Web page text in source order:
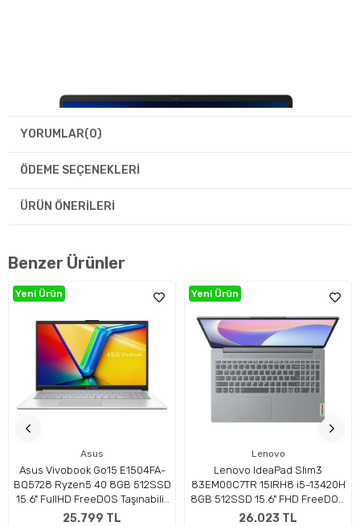
Görsel Deneyim: Gelişmiş Ekran ve Ekran
Kartı Performansı
15,6 İnç büyüklüğünde TN ekran paneli, 75 Hz yenileme hızı ve
1920 x 1080 çözünürlük ile üstün bir görsel deneyim sunar.
Intel Grafikleri Paylaşımlı bellek ile yüksek grafik işleme
YORUMLAR(0)
ÖDEME SEÇENEKLERI
ÜRÜN ÖNERILERI
Benzer Ürünler
Asus
Asus Vivobook Go15 E1504FA-
BQ5728 Ryzen5 40 8GB 512SSD
15.6" FullHD FreeDOS Taşınabilir
Bilgisayar
25.799 TL
Yeni Ürün
Lenovo
Lenovo IdeaPad Slım3
83EM00C7TR 15IRH8 i5-13420H
8GB 512SSD 15.6" FHD FreeDOS
Dizüstü Bilgisayar
26.023 TL
Yeni Ürün